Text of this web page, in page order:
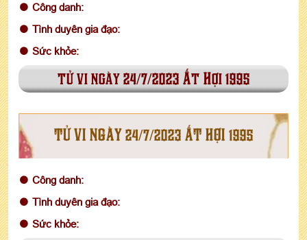
Công danh:
Tình duyên gia đạo:
Sức khỏe:
tử vi ngày 24/7/2023 Ất Hợi 1995
TỬ VI NGÀY 24/7/2023 ẤT HỢI 1995
Công danh:
Tình duyên gia đạo:
Sức khỏe: